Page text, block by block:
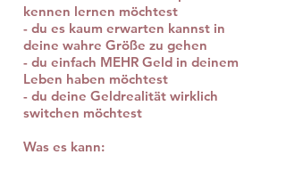
kennen lernen möchtest
- du es kaum erwarten kannst in
deine wahre Größe zu gehen
- du einfach MEHR Geld in deinem
Leben haben möchtest
- du deine Geldrealität wirklich
switchen möchtest
Was es kann: